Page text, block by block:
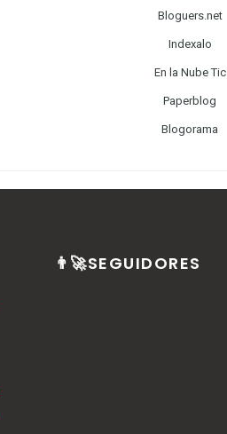
Bloguers.net
Indexalo
En la Nube Tic
Paperblog
Blogorama
👨‍🚀SEGUIDORES